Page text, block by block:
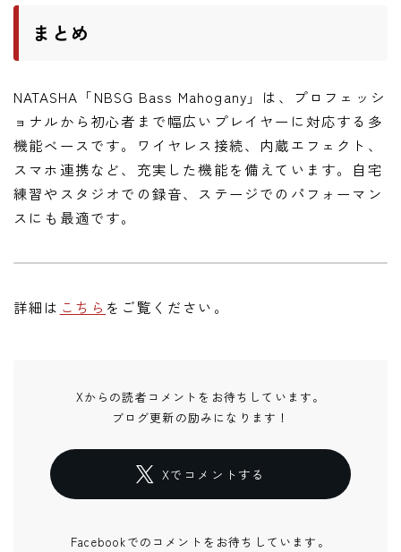
まとめ
NATASHA「NBSG Bass Mahogany」は、プロフェッシ
ョナルから初心者まで幅広いプレイヤーに対応する多
機能ベースです。ワイヤレス接続、内蔵エフェクト、
スマホ連携など、充実した機能を備えています。自宅
練習やスタジオでの録音、ステージでのパフォーマン
スにも最適です。
詳細は こちら をご覧ください。
Xからの読者コメントをお待ちしています。
ブログ更新の励みになります！
Xでコメントする
Facebookでのコメントをお待ちしています。